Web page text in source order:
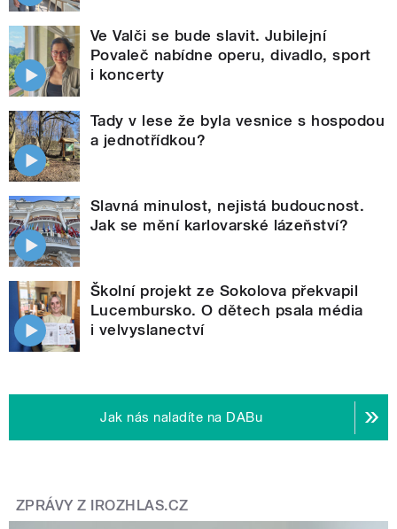
Ve Valči se bude slavit. Jubilejní
Povaleč nabídne operu, divadlo, sport
i koncerty
Tady v lese že byla vesnice s hospodou
a jednotřídkou?
Slavná minulost, nejistá budoucnost.
Jak se mění karlovarské lázeňství?
Školní projekt ze Sokolova překvapil
Lucembursko. O dětech psala média
i velvyslanectví
Jak nás naladíte na DABu
ZPRÁVY Z IROZHLAS.CZ